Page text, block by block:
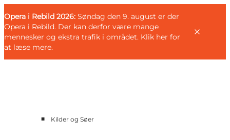
Opera i Rebild 2026: Søndag den 9. august er der
Opera i Rebild. Der kan derfor være mange
mennesker og ekstra trafik i området. Klik her for
at læse mere.
GæstDeutsch
■ Kilder og Søer